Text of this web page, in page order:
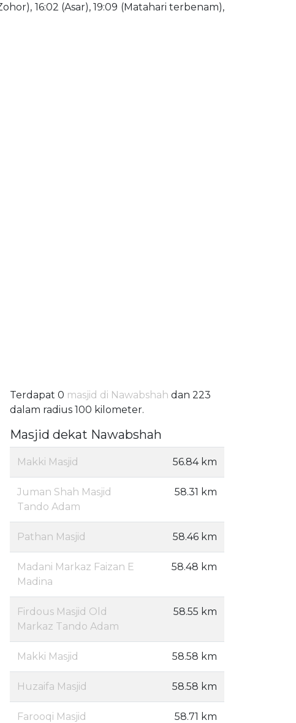
16:02 (Asar), 19:09 (Matahari terbenam),
Terdapat 0 masjid di Nawabshah dan 223
dalam radius 100 kilometer.
Masjid dekat Nawabshah
Makki Masjid 56.84 km
Juman Shah Masjid
Tando Adam
58.31 km
Pathan Masjid 58.46 km
Madani Markaz Faizan E
Madina
58.48 km
Firdous Masjid Old
Markaz Tando Adam
58.55 km
Makki Masjid 58.58 km
Huzaifa Masjid 58.58 km
Farooqi Masjid 58.71 km